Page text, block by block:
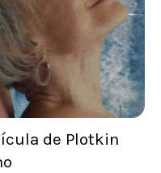
de Plotkin